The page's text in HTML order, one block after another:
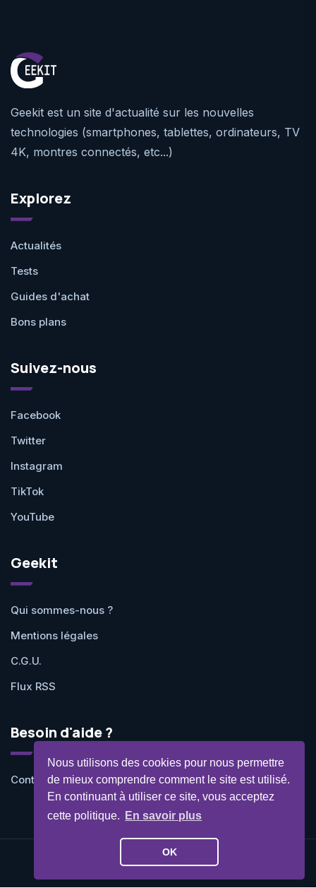
Nous utilisons des cookies pour nous permettre
de mieux comprendre comment le site est utilisé.
En continuant à utiliser ce site, vous acceptez
cette politique.
En savoir plus
OK
Geekit est un site d'actualité sur les nouvelles
technologies (smartphones, tablettes, ordinateurs, TV
4K, montres connectés, etc...)
Explorez
Actualités
Tests
Guides d'achat
Bons plans
Suivez-nous
Facebook
Twitter
Instagram
TikTok
YouTube
Geekit
Qui sommes-nous ?
Mentions légales
C.G.U.
Flux RSS
Besoin d'aide ?
Contactez-nous
©Geekit 2026 - Tous droits réservés